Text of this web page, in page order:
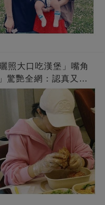
照大口吃漢堡」嘴角
驚艷全網：認真又美